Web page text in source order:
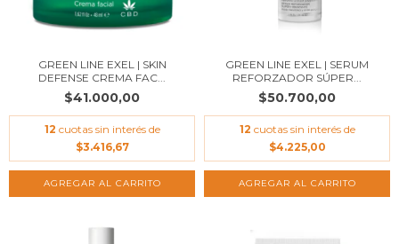
GREEN LINE EXEL | SKIN
DEFENSE CREMA FAC...
$41.000,00
12 cuotas sin interés de
$3.416,67
GREEN LINE EXEL | SERUM
REFORZADOR SÚPER...
$50.700,00
12 cuotas sin interés de
$4.225,00